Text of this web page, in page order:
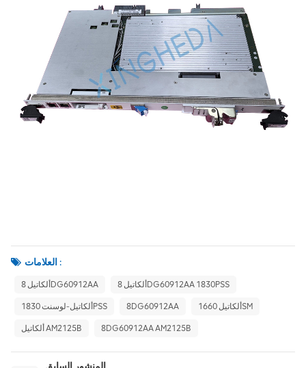
العلامات :
ألكاتيل 8DG60912AA ألكاتيل 8DG60912AA 1830PSS
ألكاتيل-لوسنت 1830PSS 8DG60912AA ألكاتيل 1660SM
ألكاتيل AM2125B 8DG60912AA AM2125B